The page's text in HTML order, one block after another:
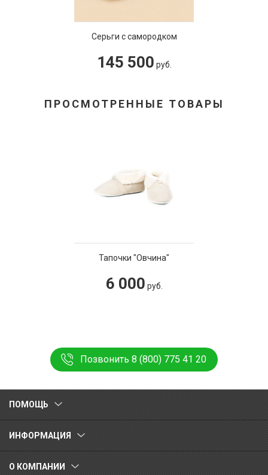
Серьги с самородком
145 500руб.
ПРОСМОТРЕННЫЕ ТОВАРЫ
Тапочки "Овчина"
6 000 руб.
Позвонить 8 (800) 775 41 20
ПОМОЩЬ
ИНФОРМАЦИЯ
О КОМПАНИИ